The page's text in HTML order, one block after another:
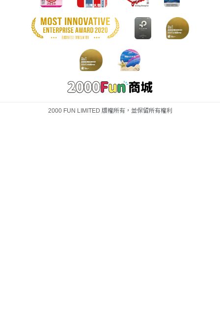
2000 FUN LIMITED 版權所有，並保留所有權利